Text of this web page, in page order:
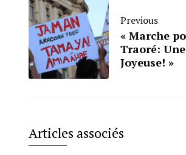
Previous
« Marche
Traoré:
Joyeuse! »
Articles associés